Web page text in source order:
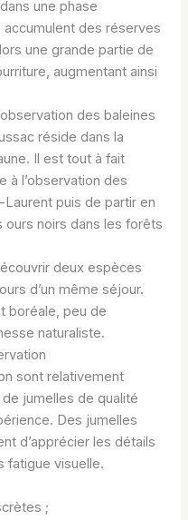
une phase
accumulent des réserves
une grande partie de
augmentant ainsi
des baleines
réside dans la
Il est tout à fait
à l’observation des
Laurent puis de partir en
ours noirs dans les forêts
deux espèces
d’un même séjour.
boréale, peu de
naturaliste.
sont relativement
jumelles de qualité
Des jumelles
d’apprécier les détails
fatigue visuelle.
;